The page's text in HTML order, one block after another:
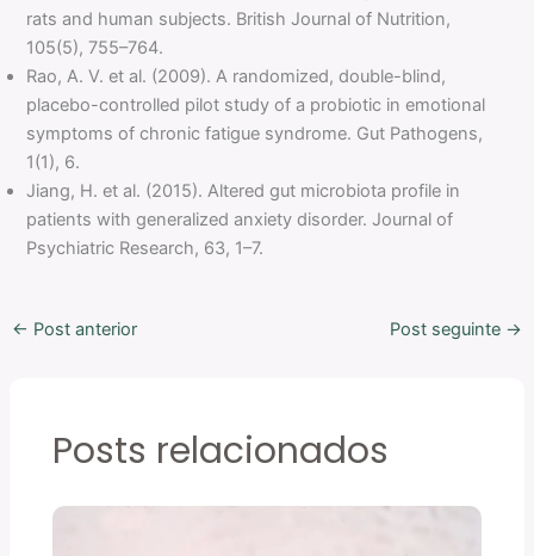
rats and human subjects. British Journal of Nutrition,
105(5), 755–764.
Rao, A. V. et al. (2009). A randomized, double-blind,
placebo-controlled pilot study of a probiotic in emotional
symptoms of chronic fatigue syndrome. Gut Pathogens,
1(1), 6.
Jiang, H. et al. (2015). Altered gut microbiota profile in
patients with generalized anxiety disorder. Journal of
Psychiatric Research, 63, 1–7.
← Post anterior Post seguinte →
Posts relacionados